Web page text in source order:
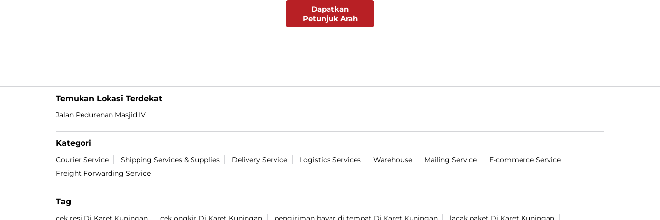
Dapatkan
Petunjuk Arah
Temukan Lokasi Terdekat
Jalan Pedurenan Masjid IV
Kategori
Courier Service Shipping Services & Supplies Delivery Service Logistics Services Warehouse Mailing Service
E-commerce Service
Freight Forwarding Service
Tag
cek resi Di Karet Kuningan cek ongkir Di Karet Kuningan pengiriman bayar di tempat Di Karet Kuningan lacak paket Di Karet Kuningan